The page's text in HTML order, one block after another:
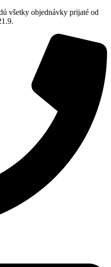
všetky objednávky prijaté od